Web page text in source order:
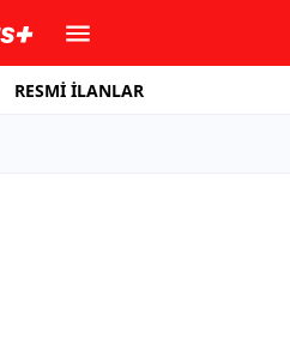
RESMİ İLANLAR